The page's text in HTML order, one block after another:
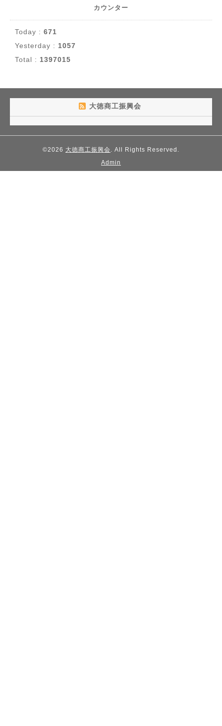
カウンター
Today : 671
Yesterday : 1057
Total : 1397015
大徳商工振興会
©2026 大徳商工振興会 . All Rights Reserved.
Admin